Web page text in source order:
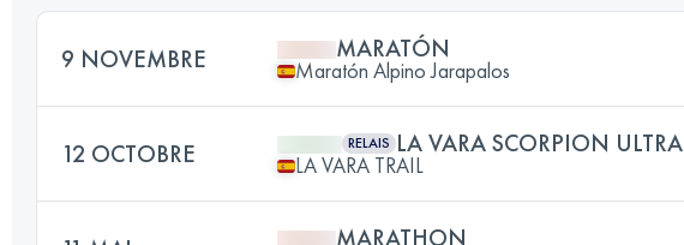
9 NOVEMBRE MARATÓN
Maratón Alpino Jarapalos
12 OCTOBRE RELAIS LA VARA SCORPION ULTRA
LA VARA TRAIL
MARATHON